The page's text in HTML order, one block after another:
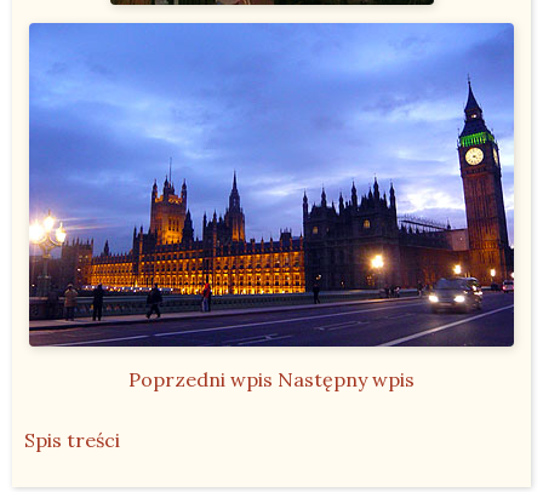
Poprzedni wpis Następny wpis
Spis treści